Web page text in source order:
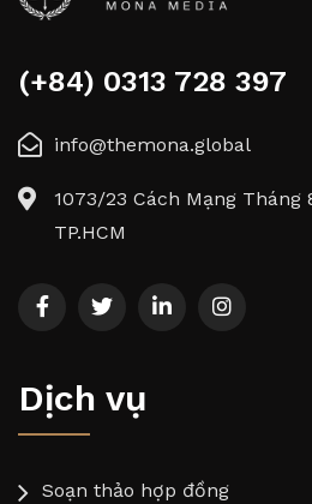
(+84) 0313 728 397
info@themona.global
1073/23 Cách Mạng Tháng
TP.HCM
Dịch vụ
Soạn thảo hợp đồng